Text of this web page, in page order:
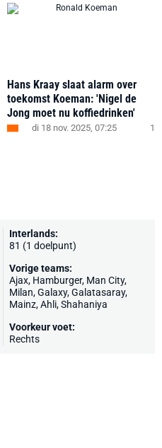
Hans Kraay slaat alarm over
toekomst Koeman: 'Nigel de
Jong moet nu koffiedrinken'
di 18 nov. 2025, 07:25 1
Interlands:
81 (1 doelpunt)
Vorige teams:
Ajax, Hamburger, Man City,
Milan,Galaxy,Galatasaray,
Mainz, Ahli, Shahaniya
Voorkeur voet:
Rechts